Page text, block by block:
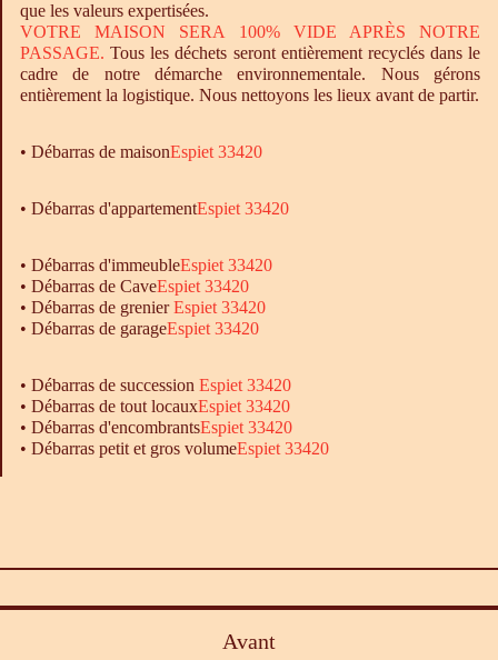
que les valeurs expertisées.
VOTRE MAISON SERA 100% VIDE APRÈS NOTRE
PASSAGE. Tous les déchets seront entièrement recyclés dans le
cadre de notre démarche environnementale. Nous gérons
entièrement la logistique. Nous nettoyons les lieux avant de partir.
• Débarras de maisonEspiet 33420
• Débarras d'appartementEspiet 33420
• Débarras d'immeubleEspiet 33420
• Débarras de CaveEspiet 33420
• Débarras de grenierEspiet 33420
• Débarras de garageEspiet 33420
• Débarras de succession Espiet 33420
• Débarras de tout locauxEspiet 33420
• Débarras d'encombrantsEspiet 33420
• Débarras petit et gros volumeEspiet 33420
Avant